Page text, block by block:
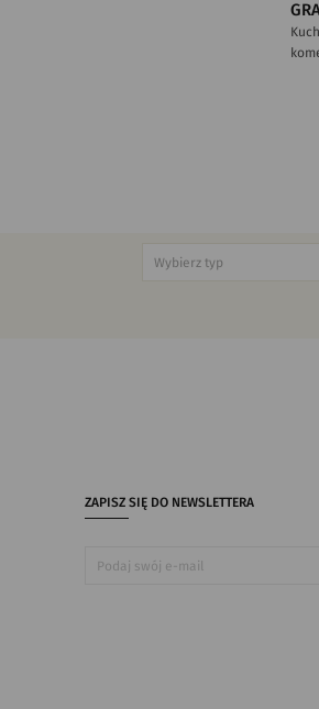
ZAPISZ SIĘ DO NEWSLETTERA